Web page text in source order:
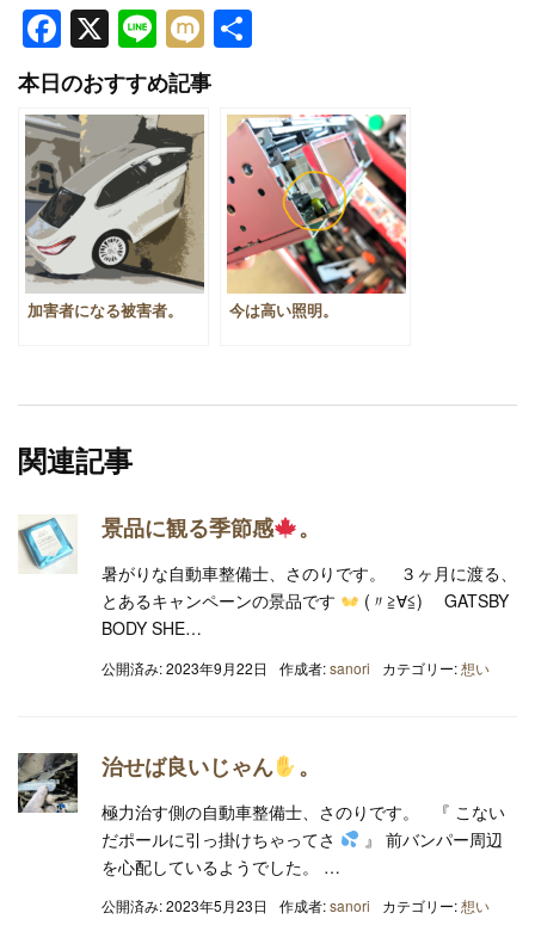
Facebook
X LineMixi
本日のおすすめ記事
加害者になる被害者。 今は高い照明。
関連記事
景品に観る季節感 。
暑がりな自動車整備士、さのりです。 ３ヶ月に渡る、
とあるキャンペーンの景品です
(〃≧∀≦)ゞ GATSBY
BODY SHE…
公開済み: 2023年9月22日 作成者:sanori カテゴリー:想い
治せば良いじゃん 。
極力治す側の自動車整備士、さのりです。 『 こない
だポールに引っ掛けちゃってさ
』 前バンパー周辺
を心配しているようでした。 …
公開済み: 2023年5月23日 作成者:sanori カテゴリー:想い